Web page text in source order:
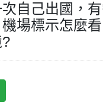
自己出國，
場標示怎麼